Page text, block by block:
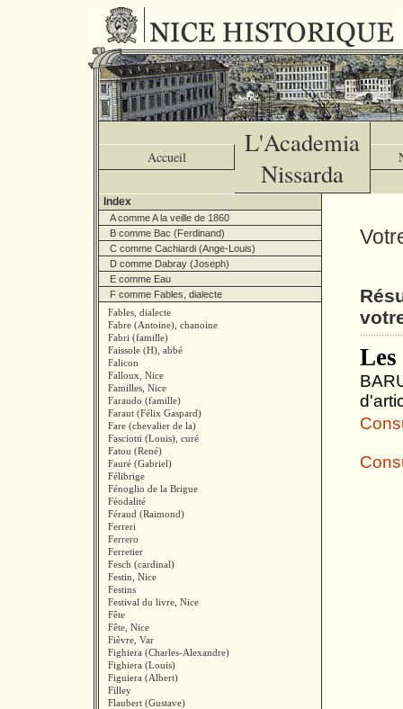
Accueil
L'Academia
Nissarda
Index
A comme A la veille de 1860
B comme Bac (Ferdinand)
C comme Cachiardi (Ange-Louis)
D comme Dabray (Joseph)
E comme Eau
F comme Fables, dialecte
Fables, dialecte
Fabre (Antoine), chanoine
Fabri (famille)
Faissole (H), abbé
Falicon
Falloux, Nice
Familles, Nice
Faraudo (famille)
Faraut (Félix Gaspard)
Fare (chevalier de la)
Fasciotti (Louis), curé
Fatou (René)
Fauré (Gabriel)
Félibrige
Fénoglio de la Brigue
Féodalité
Féraud (Raimond)
Ferreri
Ferrero
Ferretier
Fesch (cardinal)
Festin, Nice
Festins
Festival du livre, Nice
Fête
Fête, Nice
Fièvre, Var
Fighiera (Charles-Alexandre)
Fighiera (Louis)
Figuiera (Albert)
Filley
Flaubert (Gustave)